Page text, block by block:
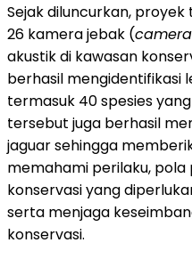
Sejak diluncurkan,
26 kamera jebak (
akustik di kawasan
berhasil mengidentifikasi
termasuk 40 spesies
tersebut juga berhasil
jaguar sehingga
memahami perilaku,
konservasi yang
serta menjaga
konservasi.